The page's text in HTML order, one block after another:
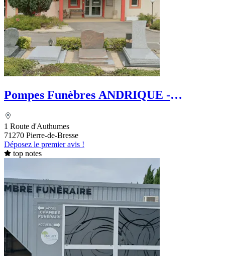
Pompes Funèbres ANDRIQUE -
1 Route d'Authumes
71270 Pierre-de-Bresse
Déposez le premier avis !
top notes